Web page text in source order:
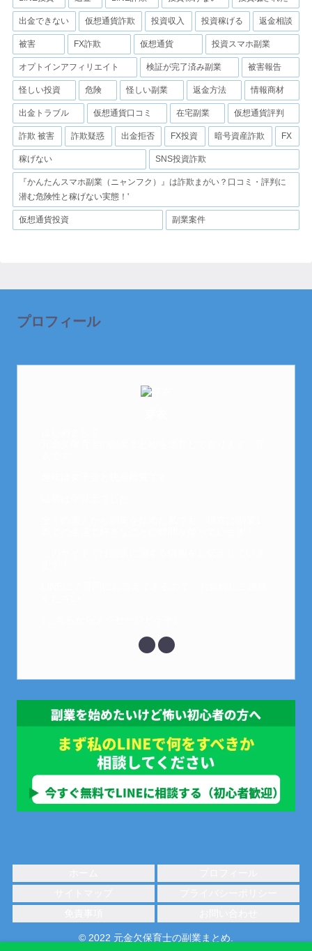
出金できない 仮想通貨詐欺 投資収入 投資稼げる 返金相談
被害 FX詐欺 仮想通貨 投資スマホ副業
オプトインアフィリエイト 検証が完了済み副業 被害報告
怪しい投資 危険 怪しい副業 返金方法 情報商材
出金トラブル 仮想通貨口コミ 在宅副業 仮想通貨評判
詐欺 被害 詐欺疑惑 出金拒否 FX投資 暗号資産詐欺 FX
稼げない SNS投資詐欺
『かんたんスマホ副業（ニャンフク）』は詐欺まがい？口コミ・評判に
潜む危険性と稼げない実態！'
仮想通貨投資 副業案件
プロフィール
© 2022 元金欠保育士の副業まとめ.